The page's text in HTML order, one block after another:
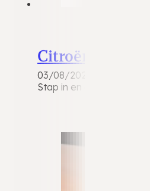
Citroën C5 X
03/08/2026
Stap in en ervaar het